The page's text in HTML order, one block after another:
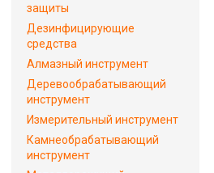
защиты
Дезинфицирующие
средства
Алмазный инструмент
Деревообрабатывающий
инструмент
Измерительный инструмент
Камнеобрабатывающий
инструмент